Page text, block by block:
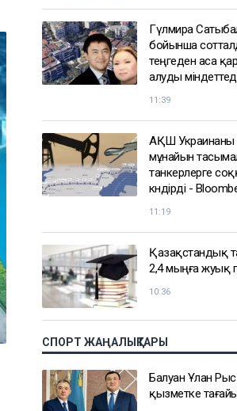
Гүлмира
бойынша
теңгеден аса
алуды
11:39
АҚШ Украинаны
мұнайын
танкерлерге
көндірді -
11:19
Қазақстандық
2,4 мыңға жуық
10:36
СПОРТ ЖАҢАЛЫҚТАРЫ
Балуан Ұлан
қызметке